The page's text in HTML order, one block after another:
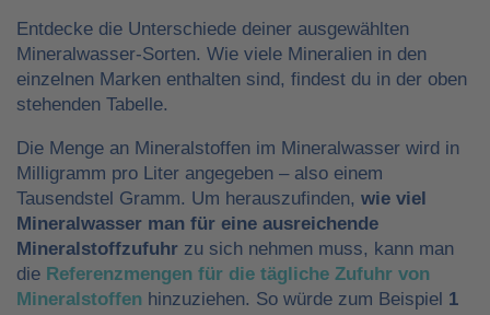
Entdecke die Unterschiede deiner ausgewählten
Mineralwasser-Sorten. Wie viele Mineralien in den
einzelnen Marken enthalten sind, findest du in der oben
stehenden Tabelle.
Die Menge an Mineralstoffen im Mineralwasser wird in
Milligramm pro Liter angegeben – also einem
Tausendstel Gramm. Um herauszufinden, wie viel
Mineralwasser man für eine ausreichende
Mineralstoffzufuhr zu sich nehmen muss, kann man
die Referenzmengen für die tägliche Zufuhr von
Mineralstoffen hinzuziehen. So würde zum Beispiel 1